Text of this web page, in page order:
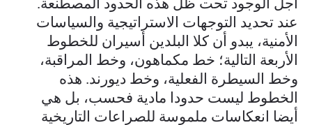
عند تحديد التوجهات الاستراتيجية والسياسات
الأمنية، يبدو أن كلا البلدين أسيران للخطوط
الأربعة التالية؛ خط مكماهون، وخط المراقبة،
وخط السيطرة الفعلية، وخط ديورند. هذه
الخطوط ليست حدودا مادية فحسب، بل هي
أيضا انعكاسات ملموسة للصراعات التاريخية